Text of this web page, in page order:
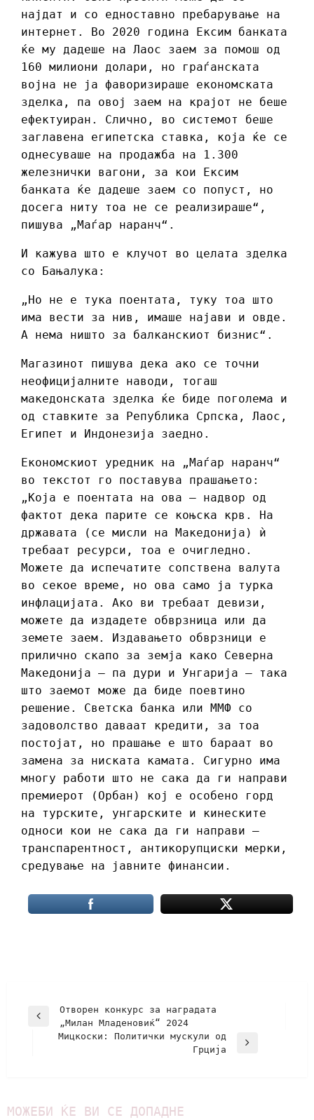
најдат и со едноставно пребарување на
интернет. Во 2020 година Ексим банката
ќе му дадеше на Лаос заем за помош од
160 милиони долари, но граѓанската
војна не ја фаворизираше економската
зделка, па овој заем на крајот не беше
ефектуиран. Слично, во системот беше
заглавена египетска ставка, која ќе се
однесуваше на продажба на 1.300
железнички вагони, за кои Ексим
банката ќе дадеше заем со попуст, но
досега ниту тоа не се реализираше“,
пишува „Маѓар наранч“.
И кажува што е клучот во целата зделка
со Бањалука:
„Но не е тука поентата, туку тоа што
има вести за нив, имаше најави и овде.
А нема ништо за балканскиот бизнис“.
Магазинот пишува дека ако се точни
неофицијалните наводи, тогаш
македонската зделка ќе биде поголема и
од ставките за Република Српска, Лаос,
Египет и Индонезија заедно.
Економскиот уредник на „Маѓар наранч“
во текстот го поставува прашањето:
„Која е поентата на ова – надвор од
фактот дека парите се коњска крв. На
државата (се мисли на Македонија) ѝ
требаат ресурси, тоа е очигледно.
Можете да испечатите сопствена валута
во секое време, но ова само ја турка
инфлацијата. Ако ви требаат девизи,
можете да издадете обврзница или да
земете заем. Издавањето обврзници е
прилично скапо за земја како Северна
Македонија – па дури и Унгарија – така
што заемот може да биде поевтино
решение. Светска банка или ММФ со
задоволство даваат кредити, за тоа
постојат, но прашање е што бараат во
замена за ниската камата. Сигурно има
многу работи што не сака да ги направи
премиерот (Орбан) кој е особено горд
на турските, унгарските и кинеските
односи кои не сака да ги направи –
транспарентност, антикорупциски мерки,
средување на јавните финансии.
Отворен конкурс за наградата
„Милан Младеновиќ“ 2024
Мицкоски: Политички мускули од
Грција
МОЖЕБИ ЌЕ ВИ СЕ ДОПАДНЕ